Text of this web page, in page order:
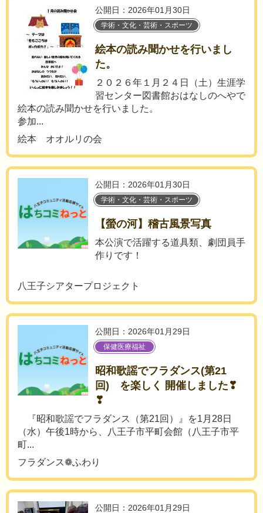
公開日：2026年01月30日
学術・文化・芸術・スポーツ
絵本の読み聞かせを行いまし
た。
２０２６年１月２４日（土）生涯学
習センター図書館おはなしのへやで
絵本の読み聞かせを行いました。
参加...
絵本 オオルリの会
公開日：2026年01月30日
学術・文化・芸術・スポーツ
【螢の河】稽古風景写真
本公演で活躍する道具類、劇団員手
作りです！
八王子シアタープロジェクト
公開日：2026年01月29日
保健医療福祉
昭和歌謡でフラダンス(第21
回) を楽しく 開催しました❣
❣
『昭和歌謡でフラダンス（第21回）』を1月28日
（水）午後1時から、八王子市平町会館（八王子市平
町...
フラダンス❁ふわり
公開日：2026年01月29日